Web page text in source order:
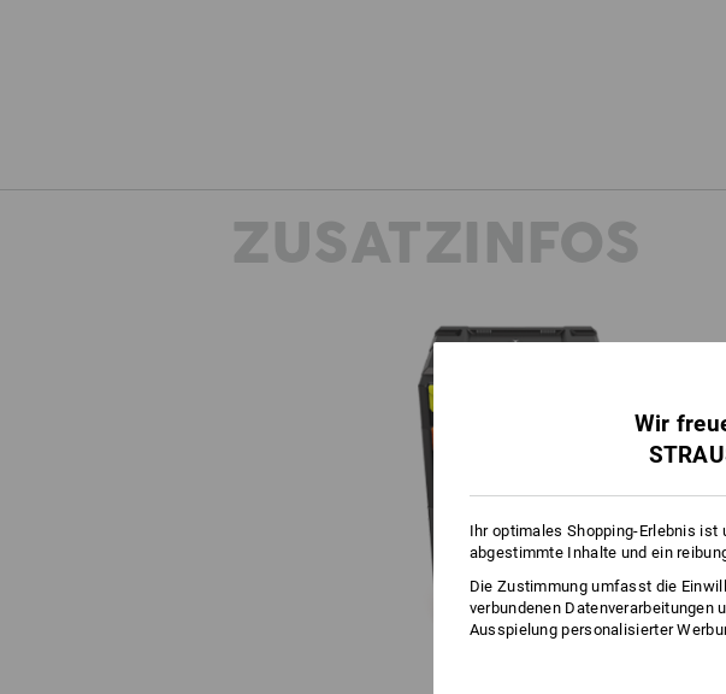
ZUSATZINFOS
Wir
Ihr optimales Shopping-Erlebnis ist
abgestimmte Inhalte und ein
Die Zustimmung umfasst die
verbundenen Datenverarbeitungen
Ausspielung personalisierter